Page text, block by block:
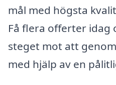
mål med högsta
Få flera offerter idag
steget mot att
med hjälp av en